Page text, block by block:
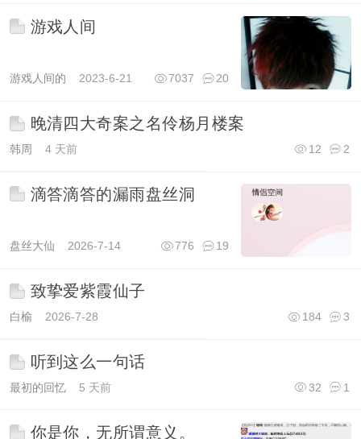
游戏人间
游戏人间的 2023-6-21 20
7037
晚清四大奇案之名伶杨月楼案
韩周 4 天前 2
12
滴答滴答的漏雨盘丝洞
盘丝大仙 2026-7-14 19
776
致挚爱紫霞仙子
白榆 2026-7-28 3
184
听到这么一句话
最初的回忆5 天前 1
32
你是你，无所谓意义。